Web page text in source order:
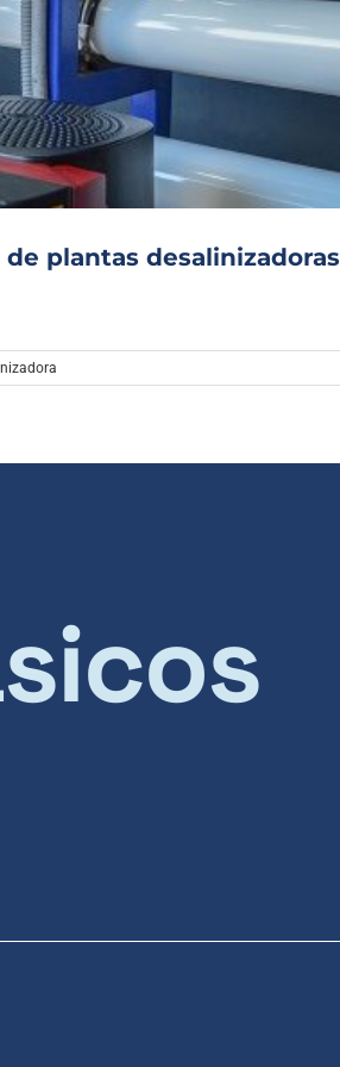
Archivo Sonoro
plantas desalinizadoras